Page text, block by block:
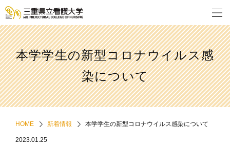
本学学生の新型コロナウイルス感
染について
HOME 新着情報 本学学生の新型コロナウイルス感染について
2023.01.25